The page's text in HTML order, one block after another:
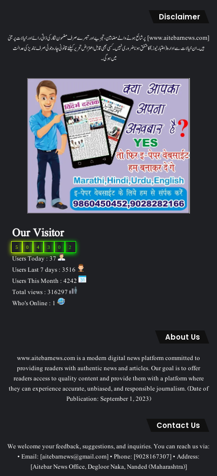
Disclaimer
[www.aitebarnews.com] پر شائع ہونے والے مضامین، تجزیے اور تبصرے صرف مضمون نگار کی ذاتی رائے اور خیالات پر مبنی
ہیں۔ ان خیالات سے ادارہ (اعتبار نیوز) کا متفق ہونا ضروری نہیں۔ کسی بھی قابل اعتراض تحریر کیلئے قانونی چارہ جوئی صرف ناندیڑ کی عدالت
میں ہوگی۔
Our Visitor
2
0
3
4
0
5
Users Today : 37
About Us
www.aitebarnews.com is a modern digital news platform committed to
providing readers with authentic news and articles. Our goal is to offer
readers access to quality content and provide them with a platform where
they can experience accurate, unbiased, and responsible journalism. (Date of
Publication: September 1, 2023)
Contact Us
We welcome your feedback, suggestions, and inquiries. You can reach us via:
• Email: [aitebarnews@gmail.com] • Phone: [9028167307] • Address:
[Aitebar News Office, Degloor Naka, Nanded (Maharashtra)]